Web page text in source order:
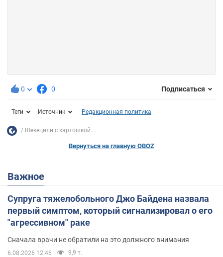
0 0 Подписаться
Теги Источник Редакционная политика
Шекецили с картошкой...
Вернуться на главную OBOZ
Важное
Супруга тяжелобольного Джо Байдена назвала
первый симптом, который сигнализировал о его
"агрессивном" раке
Сначала врачи не обратили на это должного внимания
6.08.2026 12:46 9,9 т.